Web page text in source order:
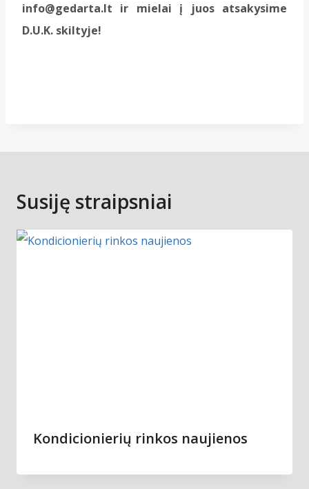
info@gedarta.lt ir mielai į juos atsakysime
D.U.K. skiltyje!
Susiję straipsniai
Kondicionierių rinkos naujienos